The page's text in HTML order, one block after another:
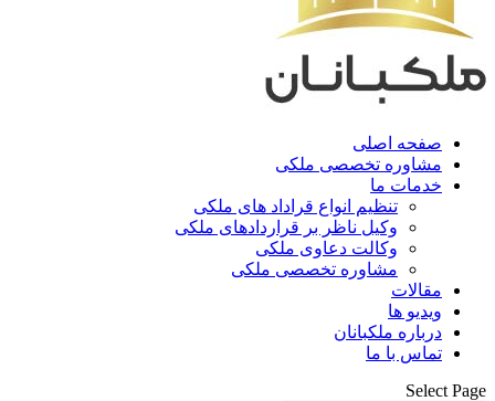
صفحه اصلی
مشاوره تخصصی ملکی
خدمات ما
تنظیم انواع قراداد های ملکی
وکیل ناظر بر قراردادهای ملکی
وکالت دعاوی ملکی
مشاوره تخصصی ملکی
مقالات
ویدیو ها
درباره ملکبانان
تماس با ما
Select Page